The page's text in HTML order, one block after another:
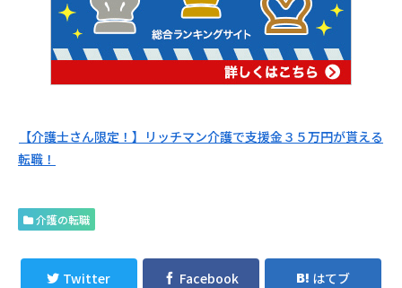
【介護士さん限定！】リッチマン介護で支援金３５万円が貰える
転職！
介護の転職
Twitter Facebook はてブ